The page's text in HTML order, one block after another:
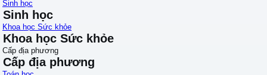
Sinh học
Sinh học
Khoa học Sức khỏe
Khoa học Sức khỏe
Cấp địa phương
Cấp địa phương